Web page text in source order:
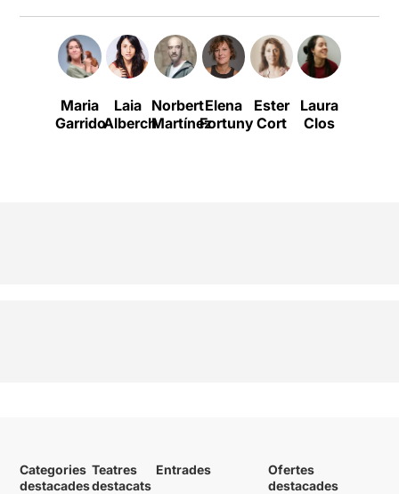
Maria
Garrido
Laia
Alberch
Norbert
Martínez
Elena
Fortuny
Ester
Cort
Laura
Clos
Categories
destacades
Teatres
destacats
Entrades
Ofertes
destacades